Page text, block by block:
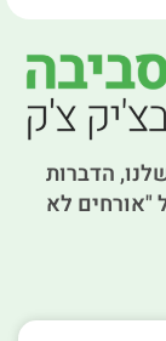
הדברות
"אורחים לא